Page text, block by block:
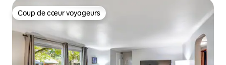
Coup de cœur voyageurs
Coup de cœur voyageurs